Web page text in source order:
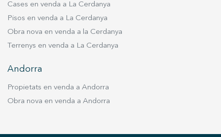
Cases en venda a La Cerdanya
Pisos en venda a La Cerdanya
Obra nova en venda a la Cerdanya
Terrenys en venda a La Cerdanya
Andorra
Propietats en venda a Andorra
Obra nova en venda a Andorra